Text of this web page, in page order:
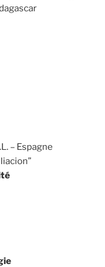
– Espagne